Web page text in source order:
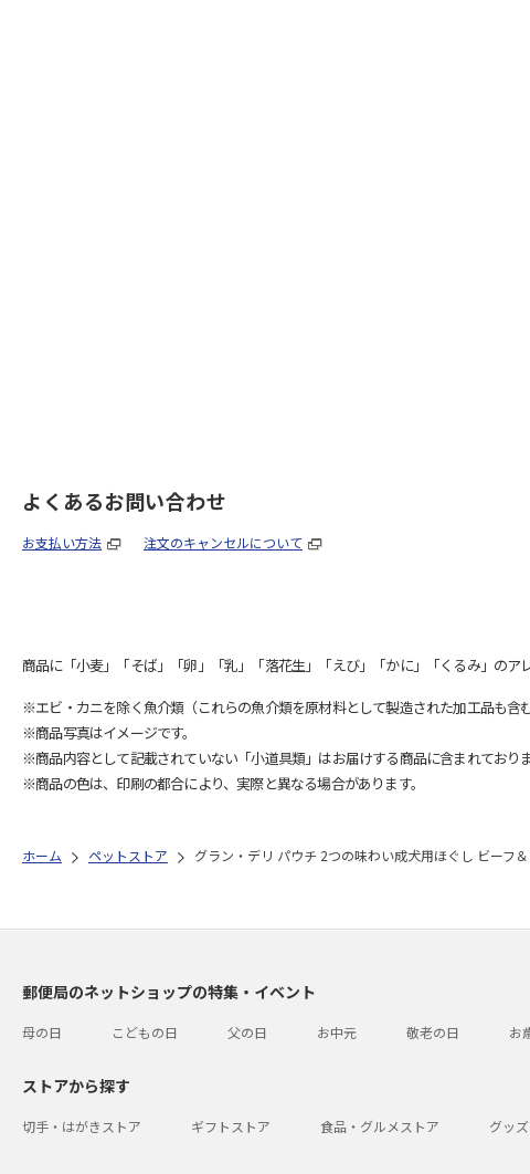
よくあるお問い合わせ
お支払い方法 注文のキャンセルについて
商品に「小麦」「そば」「卵」「乳」「落花生」「えび」「かに」「くるみ」のア
※エビ・カニを除く魚介類（これらの魚介類を原材料として製造された加工品も含
※商品写真はイメージです。
※商品内容として記載されていない「小道具類」はお届けする商品に含まれておりま
※商品の色は、印刷の都合により、実際と異なる場合があります。
ホーム ペットストア グラン・デリ パウチ 2つの味わい成犬用ほぐし ビーフ
郵便局のネットショップの特集・イベント
母の日 こどもの日 父の日 お中元 敬老の日 お
ストアから探す
切手・はがきストア ギフトストア 食品・グルメストア グッ